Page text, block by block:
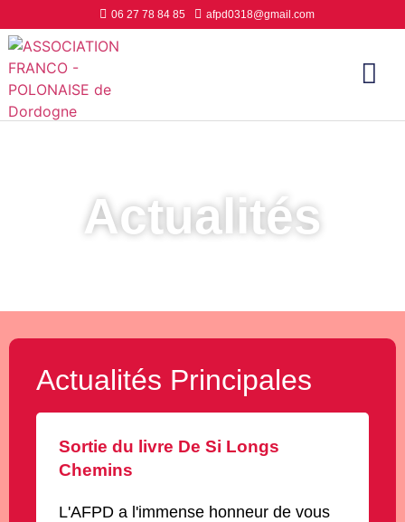
06 27 78 84 85 afpd0318@gmail.com
Actualités
Actualités Principales
Sortie du livre De Si Longs
Chemins
L'AFPD a l'immense honneur de vous